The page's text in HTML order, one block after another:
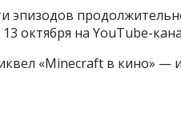
эпизодов
октября на YouTube-
«Minecraft в кино» —